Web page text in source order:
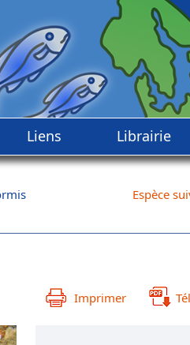
Liens Librairie
Espèce
Imprimer